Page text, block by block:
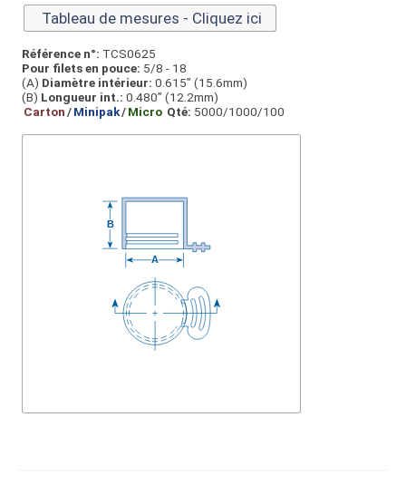
Tableau de mesures - Cliquez ici
Référence n°: TCS0625
Pour filets en pouce: 5/8 - 18
(A) Diamètre intérieur: 0.615” (15.6mm)
(B) Longueur int.: 0.480” (12.2mm)
Carton/Minipak/Micro Qté: 5000/1000/100